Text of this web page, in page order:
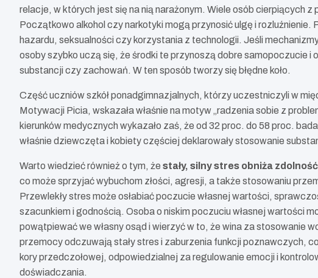
relacje, w których jest się na nią narażonym. Wiele osób cierpiących
Początkowo alkohol czy narkotyki mogą przynosić ulgę i
hazardu, seksualności czy korzystania z technologii. Jeśli
osoby szybko uczą się, że środki te przynoszą dobre samopoczucie
substancji czy zachowań. W ten sposób tworzy się błędne koło.
Część uczniów szkół ponadgimnazjalnych, którzy uczestniczyli w
Motywacji Picia, wskazała właśnie na motyw „radzenia sobie z
kierunków medycznych wykazało zaś, że od 32 proc. do 58 proc.
właśnie dziewczęta i kobiety częściej deklarowały stosowanie
Warto wiedzieć również o tym, że stały, silny stres obniża
co może sprzyjać wybuchom złości, agresji, a także stosowaniu
Przewlekły stres może osłabiać poczucie własnej wartości,
szacunkiem i godnością. Osoba o niskim poczuciu własnej wartości
powątpiewać we własny osąd i wierzyć w to, że wina za stosowanie
przemocy odczuwają stały stres i zaburzenia funkcji poznawczych,
kory przedczołowej, odpowiedzialnej za regulowanie emocji i
doświadczania.